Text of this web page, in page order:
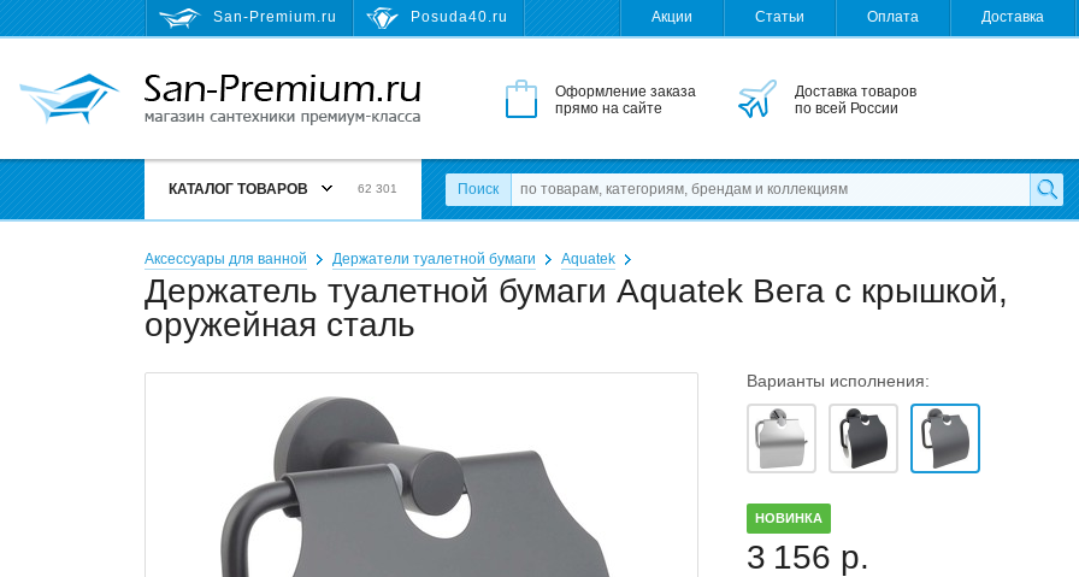
San-Premium.ru Posuda40.ru Акции Статьи Оплата Доставка
Оформление заказа
прямо на сайте
Доставка товаров
по всей России
КАТАЛОГ ТОВАРОВ 62 301 Поиск
Аксессуары для ванной Держатели туалетной бумаги Aquatek
Держатель туалетной бумаги Aquatek Вега с крышкой,
оружейная сталь
Варианты исполнения:
НОВИНКА
3 156 р.